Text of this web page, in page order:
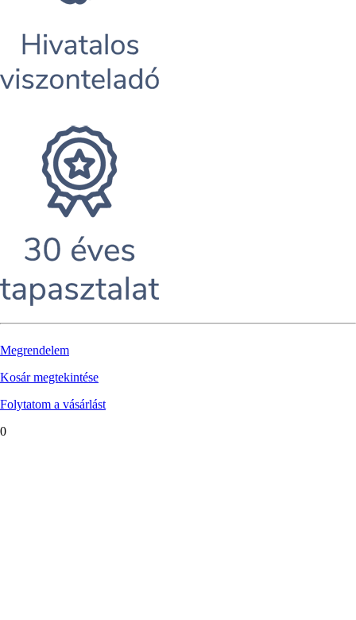
Megrendelem
Kosár megtekintése
Folytatom a vásárlást
0